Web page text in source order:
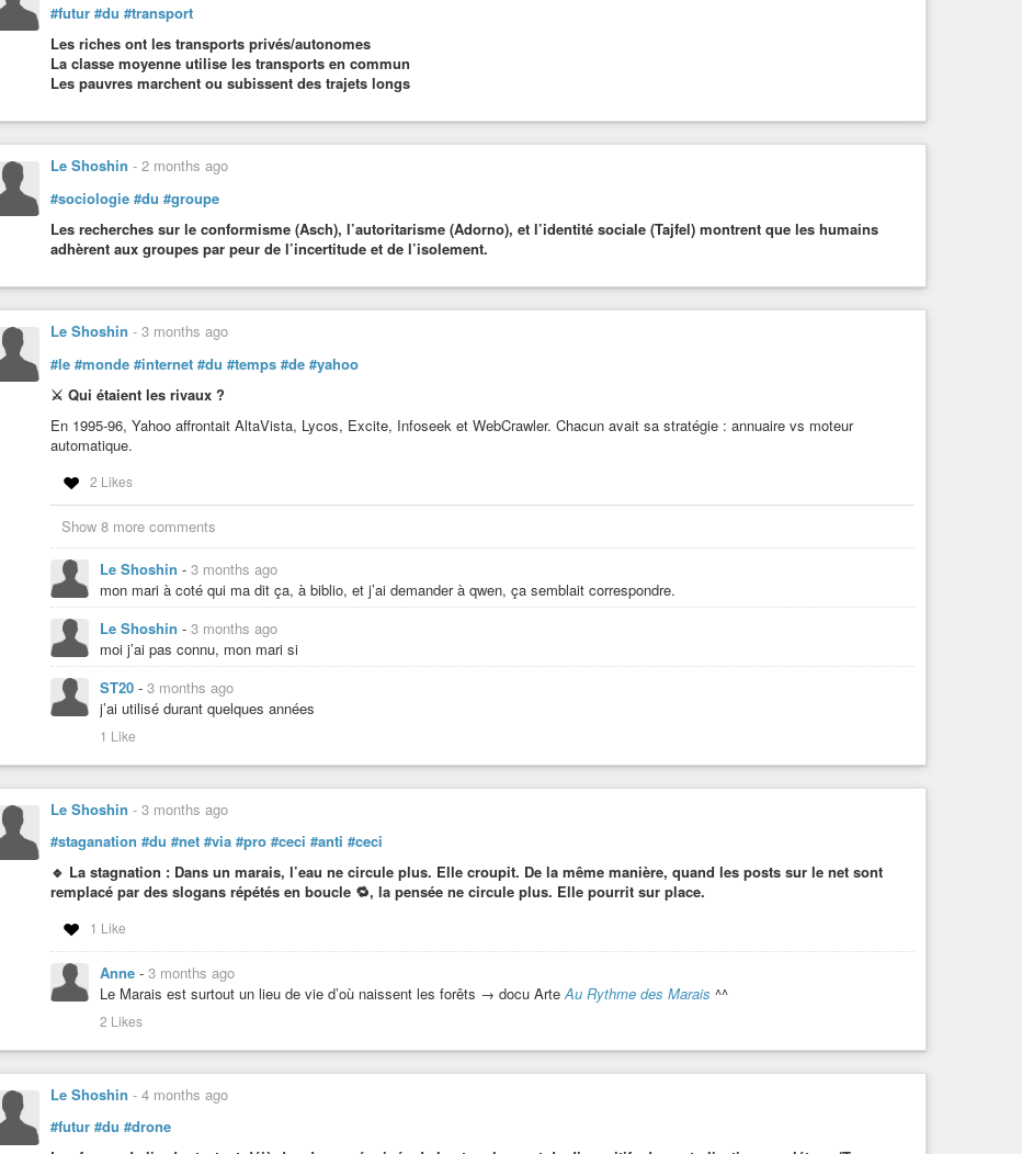
#futur #du #transport
Les riches ont les transports privés/autonomes
La classe moyenne utilise les transports en commun
Les pauvres marchent ou subissent des trajets longs
Le Shoshin - 2 months ago
#sociologie #du #groupe
Les recherches sur le conformisme (Asch), l’autoritarisme (Adorno), et l’identité sociale (Tajfel) montrent que les humains
adhèrent aux groupes par peur de l’incertitude et de l’isolement.
Le Shoshin - 3 months ago
#le #monde #internet #du #temps #de #yahoo
⚔️ Qui étaient les rivaux ?
En 1995-96, Yahoo affrontait AltaVista, Lycos, Excite, Infoseek et WebCrawler. Chacun avait sa stratégie : annuaire vs moteur
automatique.
2 Likes
Show 8 more comments
Le Shoshin - 3 months ago
mon mari à coté qui ma dit ça, à biblio, et j’ai demander à qwen, ça semblait correspondre.
Le Shoshin - 3 months ago
moi j’ai pas connu, mon mari si
ST20 - 3 months ago
j’ai utilisé durant quelques années
1 Like
Le Shoshin - 3 months ago
#staganation #du #net #via #pro #ceci #anti #ceci
🔹 La stagnation : Dans un marais, l’eau ne circule plus. Elle croupit. De la même manière, quand les posts sur le net sont
remplacé par des slogans répétés en boucle 🔁, la pensée ne circule plus. Elle pourrit sur place.
1 Like
Anne - 3 months ago
Le Marais est surtout un lieu de vie d’où naissent les forêts → docu Arte Au Rythme des Marais ^^
2 Likes
Le Shoshin - 4 months ago
#futur #du #drone